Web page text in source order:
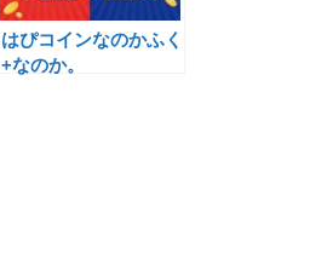
はぴコインなのかふく
+なのか。